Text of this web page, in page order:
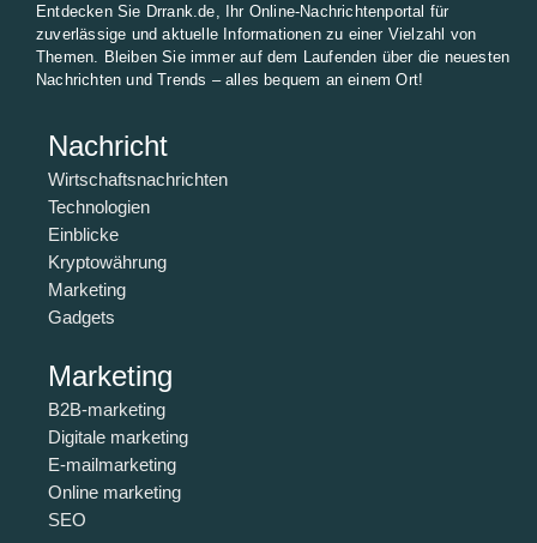
Entdecken Sie Drrank.de, Ihr Online-Nachrichtenportal für
zuverlässige und aktuelle Informationen zu einer Vielzahl von
Themen. Bleiben Sie immer auf dem Laufenden über die neuesten
Nachrichten und Trends – alles bequem an einem Ort!
Nachricht
Wirtschaftsnachrichten
Technologien
Einblicke
Kryptowährung
Marketing
Gadgets
Marketing
B2B-marketing
Digitale marketing
E-mailmarketing
Online marketing
SEO